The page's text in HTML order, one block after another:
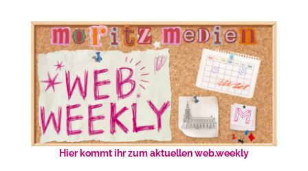
Hier kommt ihr zum aktuellen web.weekly